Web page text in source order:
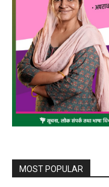
MOST POPULAR